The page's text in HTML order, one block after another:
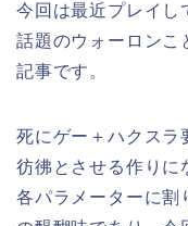
今回は最近プレイし
話題のウォーロン
記事です。
死にゲー＋ハクスラ
彷彿とさせる作りに
各パラメーターに割